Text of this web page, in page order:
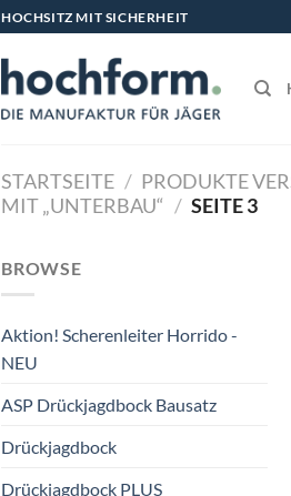
HOCHSITZ MIT SICHERHEIT
STARTSEITE / PRODUKTE
MIT „UNTERBAU“ / SEITE 3
BROWSE
Aktion! Scherenleiter Horrido -
NEU
ASP Drückjagdbock Bausatz
Drückjagdbock
Drückjagdbock PLUS